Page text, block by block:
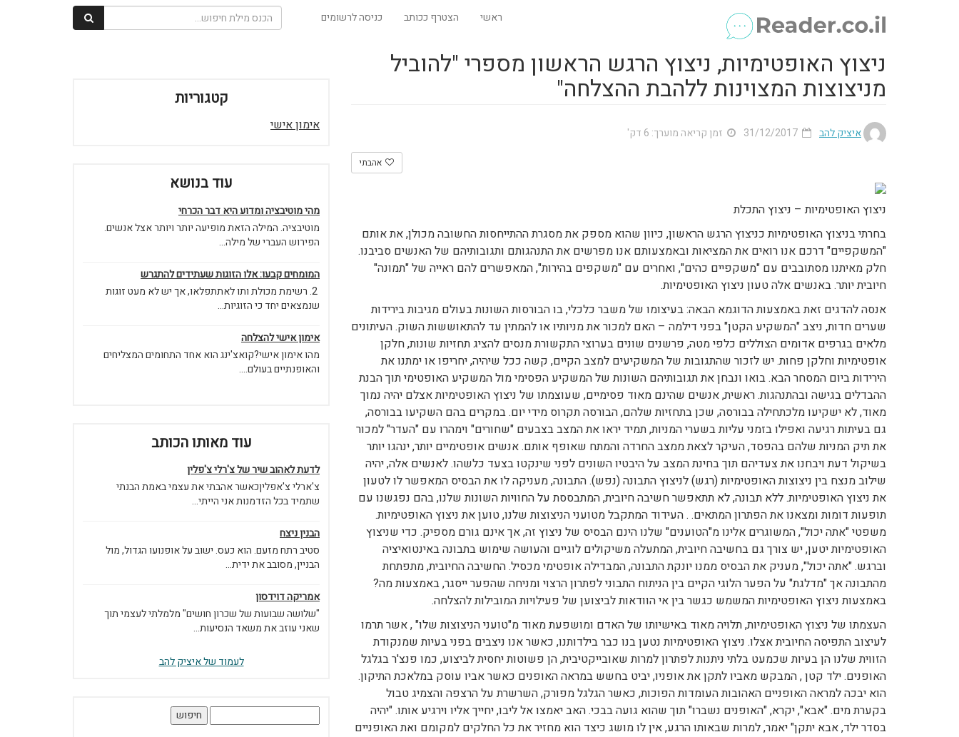
ראשי הצטרף ככותב כניסה לרשומים
ניצוץ האופטימיות, ניצוץ הרגש הראשון מספרי "להוביל
מניצוצות המצוינות ללהבת ההצלחה"
איציק להב זמן קריאה מוערך: 6 דק'
אהבתי
ניצוץ האופטימיות – ניצוץ התכלת
בחרתי בניצוץ האופטימיות כניצוץ הרגש הראשון, כיוון שהוא מספק את מסגרת ההתייחסות החשובה מכולן, את אותם
"המשקפיים" דרכם אנו רואים את המציאות ובאמצעותם אנו מפרשים את התנהגותם ותגובותיהם של האנשים סביבנו.
חלק מאיתנו מסתובבים עם "משקפיים כהים", ואחרים עם "משקפים בהירות", המאפשרים להם ראייה של "תמונה"
חיובית יותר. באנשים אלה טעון ניצוץ האופטימיות.
אנסה להדגים זאת באמצעות הדוגמא הבאה: בעיצומו של משבר כלכלי, בו הבורסות השונות בעולם מגיבות בירידות
שערים חדות, ניצב "המשקיע הקטן" בפני דילמה – האם למכור את מניותיו או להמתין עד להתאוששות השוק. העיתונים
מלאים בגרפים אדומים הצוללים כלפי מטה, פרשנים שונים בערוצי התקשורת מנסים להציג תחזיות שונות, חלקן
אופטימיות וחלקן פחות. יש לזכור שהתגובות של המשקיעים למצב הקיים, קשה ככל שיהיה, יחריפו או ימתנו את
הירידות ביום המסחר הבא. בואו ונבחן את תגובותיהם השונות של המשקיע הפסימי מול המשקיע האופטימי תוך הבנת
ההבדלים בגישה ובהתנהגות. ראשית, אנשים שהינם מאוד פסימיים, שעוצמתו של ניצוץ האופטימיות אצלם יהיה נמוך
מאוד, לא ישקיעו מלכתחילה בבורסה, שכן בתחזיות שלהם, הבורסה תקרוס מידי יום. במקרים בהם השקיעו בבורסה,
גם בעיתות רגיעה ואפילו בזמני עליות בשערי המניות, תמיד יראו את המצב בצבעים "שחורים" וימהרו עם "העדר" למכור
את תיק המניות שלהם בהפסד, העיקר לצאת ממצב החרדה והמתח שאופף אותם. אנשים אופטימיים יותר, ינהגו יותר
בשיקול דעת ויבחנו את צעדיהם תוך בחינת המצב על היבטיו השונים לפני שינקטו בצעד כלשהו. לאנשים אלה, יהיה
שילוב מנצח בין ניצוצות האופטימיות (רגש) לניצוץ התבונה (נפש). התבונה, מעניקה לו את הבסיס המאפשר לו לטעון
את ניצוץ האופטימיות. ללא תבונה, לא תתאפשר חשיבה חיובית, המתבססת על החוויות השונות שלנו, בהם נפגשנו עם
תופעות דומות ומצאנו את הפתרון המתאים. . העידוד המתקבל מטועני הניצוצות שלנו, טוען את ניצוץ האופטימיות.
משפטי "אתה יכול", המשוגרים אלינו מ"הטוענים" שלנו הינם הבסיס של ניצוץ זה, אך אינם גורם מספיק. כדי שניצוץ
האופטימיות יטען, יש צורך גם בחשיבה חיובית, המתעלה משיקולים לוגיים והעושה שימוש בתבונה באינטואיציה
וברגש. "אתה יכול", מעניק את הבסיס ממנו יונקת התבונה, המבדילה אופטימי מכסיל. החשיבה החיובית, מתפתחת
מהתבונה אך "מדלגת" על הפער הלוגי הקיים בין הניתוח התבוני לפתרון הרצוי ומניחה שהפער ייסגר, באמצעות מה?
באמצעות ניצוץ האופטימיות המשמש כגשר בין אי הוודאות לביצוען של פעילויות המובילות להצלחה.
העצמתו של ניצוץ האופטימיות, תלויה מאוד באישיותו של האדם ומושפעת מאוד מ"טועני הניצוצות שלו" , אשר תרמו
לעיצוב התפיסה החיובית אצלו. ניצוץ האופטימיות נטען בנו כבר בילדותנו, כאשר אנו ניצבים בפני בעיות שמנקודת
הזווית שלנו הן בעיות שכמעט בלתי ניתנות לפתרון למרות שאובייקטיבית, הן פשוטות יחסית לביצוע, כמו פנצ'ר בגלגל
האופנים. ילד קטן , המבקש מאביו לתקן את אופניו, יביט בחשש במראה האופנים כאשר אביו עוסק במלאכת התיקון.
הוא יבכה למראה האופניים האהובות העומדות הפוכות, כאשר הגלגל מפורק, השרשרת על הרצפה והצמיג טבול
בקערת מים. "אבא", יקרא, "האופנים נשברו" תוך שהוא גועה בבכי. האב יאמצו אל ליבו, יחייך אליו וירגיע אותו. "יהיה
בסדר ילד, אבא יתקן" יאמר, למרות שבאותו הרגע, אין לו מושג כיצד הוא מחזיר את כל החלקים למקומם ואת האופניים
קטגוריות
אימון אישי
עוד בנושא
מהי מוטיבציה ומדוע היא דבר הכרחי
מוטיבציה. המילה הזאת מופיעה יותר ויותר אצל אנשים.
הפירוש העברי של מילה...
המומחים קבעו: אלו הזוגות שעתידים להתגרש
2. רשימת מכולת ותו לאתתפלאו, אך יש לא מעט זוגות
שנמצאים יחד כי הזוגיות...
אימון אישי להצלחה
מהו אימון אישי?קואצ'ינג הוא אחד התחומים המצליחים
והאופנתיים בעולם....
עוד מאותו הכותב
לדעת לאהוב שיר של צ'רלי צ'פלין
צ'ארלי צ'אפליןכאשר אהבתי את עצמי באמת הבנתי
שתמיד בכל הזדמנות אני הייתי...
הבנין ניצח
סטיב רתח מזעם. הוא כעס. ישוב על אופנועו הגדול, מול
הבניין, מסובב את ידית...
אמריקה דוידסון
"שלושה שבועות של שכרון חושים" מלמלתי לעצמי תוך
שאני עוזב את משאד הנסיעות...
לעמוד של איציק להב